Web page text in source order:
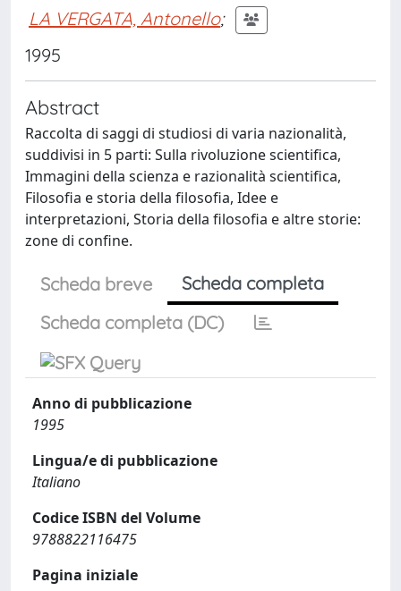
LA VERGATA, Antonello;
1995
Abstract
Raccolta di saggi di studiosi di varia nazionalità,
suddivisi in 5 parti: Sulla rivoluzione scientifica,
Immagini della scienza e razionalità scientifica,
Filosofia e storia della filosofia, Idee e
interpretazioni, Storia della filosofia e altre storie:
zone di confine.
Scheda breve
Scheda completa
Scheda completa (DC)
Anno di pubblicazione
1995
Lingua/e di pubblicazione
Italiano
Codice ISBN del Volume
9788822116475
Pagina iniziale